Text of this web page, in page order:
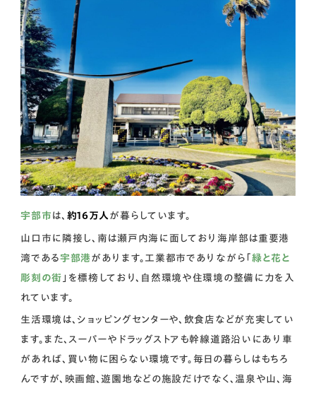
宇部市 は、 約16万人 が暮らしています。
山口市に隣接し、南は瀬戸内海に面しており海岸部は重要港
湾である宇部港があります。工業都市でありながら「緑と花と
彫刻の街 」を標榜しており、自然環境や住環境の整備に力を入
れています。
生活環境は、ショッピングセンターや、飲食店などが充実してい
ます。また、スーパーやドラッグストアも幹線道路沿いにあり車
があれば、買い物に困らない環境です。毎日の暮らしはもちろ
んですが、映画館、遊園地などの施設だけでなく、温泉や山、海